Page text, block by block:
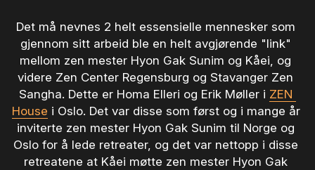
Det må nevnes 2 helt essensielle mennesker som
gjennom sitt arbeid ble en helt avgjørende "link"
mellom zen mester Hyon Gak Sunim og Kåei, og
videre Zen Center Regensburg og Stavanger Zen
Sangha. Dette er Homa Elleri og Erik Møller i ZEN
House i Oslo. Det var disse som først og i mange år
inviterte zen mester Hyon Gak Sunim til Norge og
Oslo for å lede retreater, og det var nettopp i disse
retreatene at Kåei møtte zen mester Hyon Gak